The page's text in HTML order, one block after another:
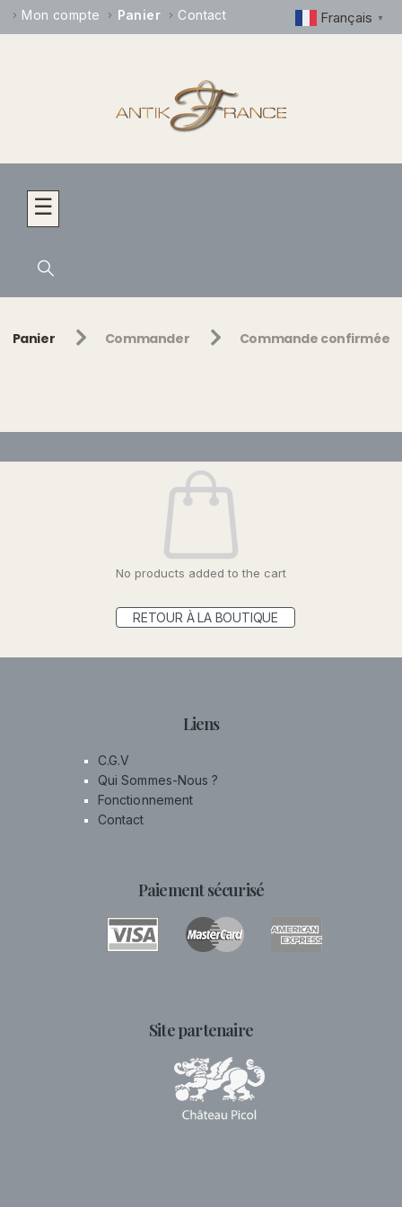
Mon compte Panier Contact
☰
Panier Commander Commande confirmée
No products added to the cart
RETOUR À LA BOUTIQUE
Liens
C.G.V
Qui Sommes-Nous ?
Fonctionnement
Contact
Paiement sécurisé
Site partenaire
Français ▼